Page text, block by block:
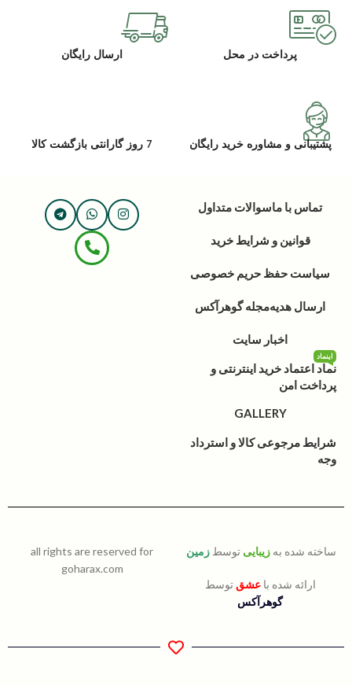
پرداخت در محل ارسال رایگان
پشتیبانی و مشاوره خرید رایگان 7 روز گارانتی بازگشت کالا
تماس با ماسوالات متداول
قوانین و شرایط خرید
سیاست حفظ حریم خصوصی
ارسال هدیهمجله گوهرآکس
اخبار سایت
نماد اعتماد خرید اینترنتی و
پرداخت امن
اینماد
GALLERY
شرایط مرجوعی کالا و استرداد
وجه
ساخته شده به زیبایی توسط زمین
ارائه شده باعشق توسط
گوهرآکس
all rights are reserved for
goharax.com